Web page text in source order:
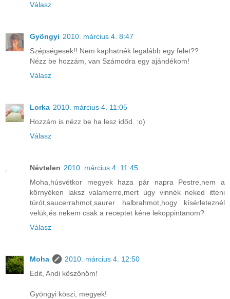
Válasz
Gyöngyi 2010. március 4. 8:47
Szépségesek!! Nem kaphatnék legalább egy felet??
Nézz be hozzám, van Számodra egy ajándékom!
Válasz
Lorka 2010. március 4. 11:05
Hozzám is nézz be ha lesz időd. :o)
Válasz
Névtelen 2010. március 4. 11:45
Moha,húsvétkor megyek haza pár napra Pestre,nem a
környéken laksz valamerre,mert úgy vinnék neked itteni
túrót,saucerrahmot,saurer halbrahmot,hogy kísérleteznél
velük,és nekem csak a receptet kéne lekoppintanom?
Válasz
Moha
2010. március 4. 12:50
Edit, Andi köszönöm!
Gyöngyi köszi, megyek!